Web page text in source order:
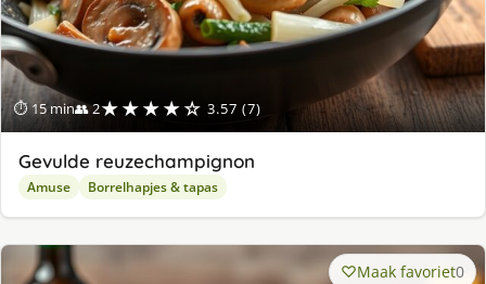
⏱ 15 min👥 2★★★★☆ 3.57 (7)
Gevulde reuzechampignon
Amuse Borrelhapjes & tapas
Maak favoriet0